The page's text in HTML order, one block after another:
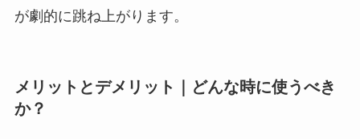
が劇的に跳ね上がります。
メリットとデメリット｜どんな時に使うべき
か？